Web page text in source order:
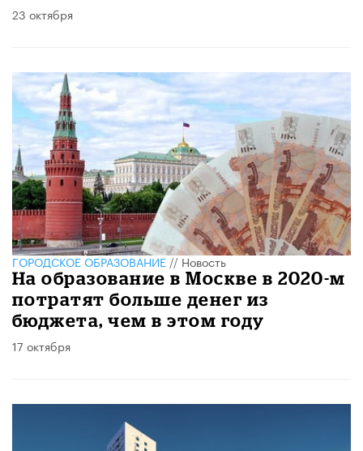
23 октября
ГОРОДСКОЕ ОБРАЗОВАНИЕ//Новость
На образование в Москве в 2020-м
потратят больше денег из
бюджета, чем в этом году
17 октября